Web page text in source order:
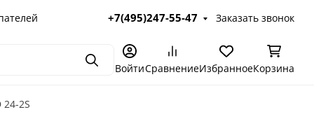
+7(495)247-55-47 Заказать звонок
ПоискВойтиСравнениеИзбранноеКорзина
24-2S